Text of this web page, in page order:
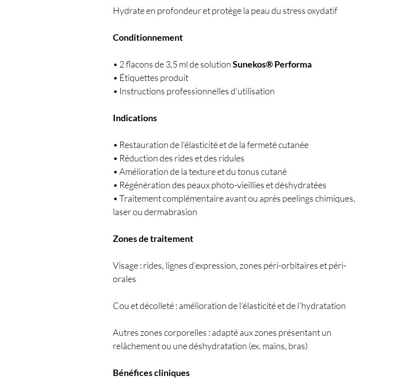
Hydrate en profondeur et protège la peau du stress oxydatif
Conditionnement
• 2 flacons de 3,5 ml de solutionSunekos® Performa
• Étiquettes produit
• Instructions professionnelles d’utilisation
Indications
• Restauration de l’élasticité et de la fermeté cutanée
• Réduction des rides et des ridules
• Amélioration de la texture et du tonus cutané
• Régénération des peaux photo-vieillies et déshydratées
• Traitement complémentaire avant ou après peelings chimiques,
laser ou dermabrasion
Zones de traitement
Visage : rides, lignes d’expression, zones péri-orbitaires et péri-
orales
Cou et décolleté : amélioration de l’élasticité et de l’hydratation
Autres zones corporelles : adapté aux zones présentant un
relâchement ou une déshydratation (ex. mains, bras)
Bénéfices cliniques